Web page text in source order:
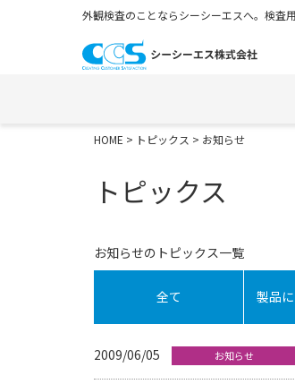
外観検査のことならシーシーエスへ。検査
HOME > トピックス > お知らせ
トピックス
お知らせのトピックス一覧
全て 製品
2009/06/05 お知らせ